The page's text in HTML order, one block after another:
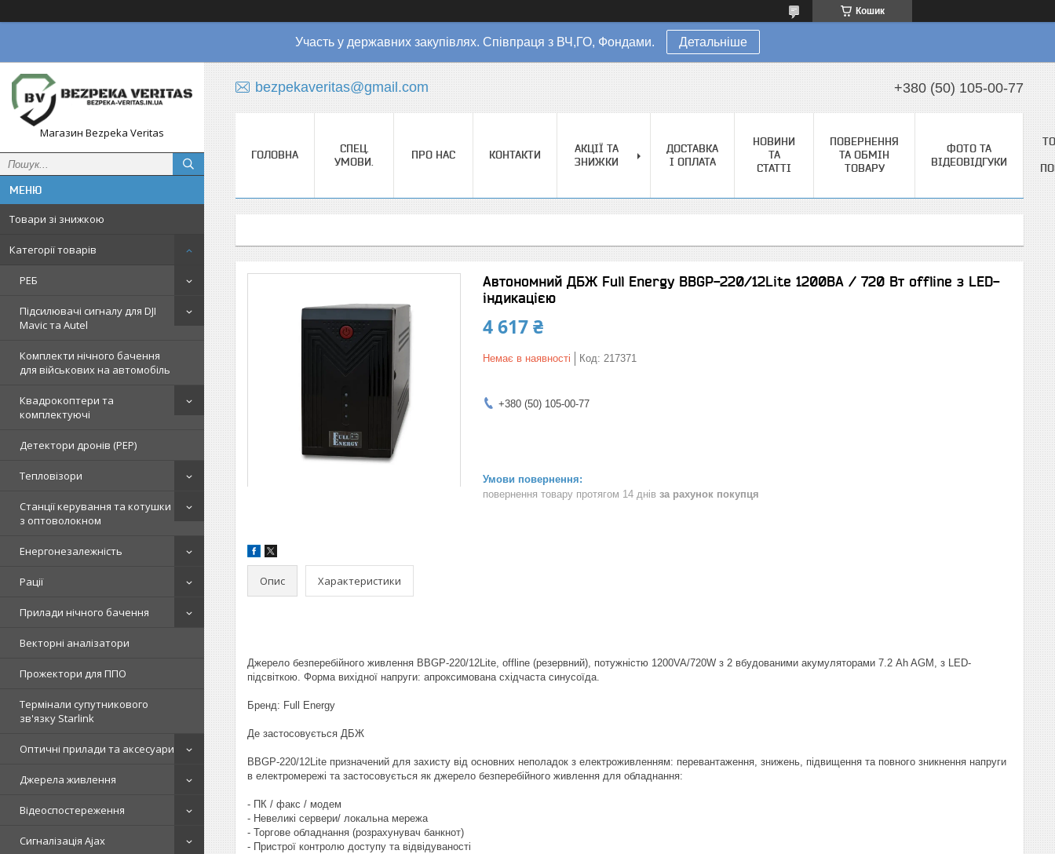
Кошик
Участь у державних закупівлях. Співпраця з ВЧ,ГО, Фондами. Детальніше
Магазин Bezpeka Veritas
Товари зі знижкою
Категорії товарів
РЕБ
Підсилювачі сигналу для DJI
Mavic та Autel
Комплекти нічного бачення
для військових на автомобіль
Квадрокоптери та
комплектуючі
Детектори дронів (РЕР)
Тепловізори
Станції керування та котушки
з оптоволокном
Енергонезалежність
Рації
Прилади нічного бачення
Векторні аналізатори
Прожектори для ППО
Термінали супутникового
зв'язку Starlink
Оптичні прилади та аксесуари
Джерела живлення
Відеоспостереження
Сигналізація Ajax
bezpekaveritas@gmail.com +380 (50) 105-00-77
ГОЛОВНА
СПЕЦ.
УМОВИ.
ПРО НАС КОНТАКТИ
АКЦІЇ ТА
ЗНИЖКИ
ДОСТАВКА
І ОПЛАТА
НОВИНИ
ТА
СТАТТІ
ПОВЕРНЕННЯ
ТА ОБМІН
ТОВАРУ
ФОТО ТА
ВІДЕОВІДГУКИ
Автономний ДБЖ Full Energy BBGP-220/12Lite 1200ВА / 720 Вт offline з LED-
індикацією
4 617 ₴
Немає в наявності Код: 217371
+380 (50) 105-00-77
повернення товару протягом 14 днів за рахунок покупця
Опис Характеристики
Джерело безперебійного живлення BBGP-220/12Lite, offline (резервний), потужністю 1200VA/720W з 2 вбудованими акумуляторами 7.2 Ah AGM, з LED-
підсвіткою. Форма вихідної напруги: апроксимована східчаста синусоїда.
Бренд: Full Energy
Де застосовується ДБЖ
BBGP-220/12Lite призначений для захисту від основних неполадок з електроживленням: перевантаження, знижень, підвищення та повного зникнення напруги
в електромережі та застосовується як джерело безперебійного живлення для обладнання:
- ПК / факс / модем
- Невеликі сервери/ локальна мережа
- Торгове обладнання (розрахунувач банкнот)
- Пристрої контролю доступу та відвідуваності